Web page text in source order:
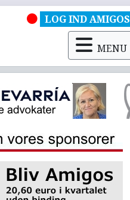
LOG IND AMIGOS
MENU